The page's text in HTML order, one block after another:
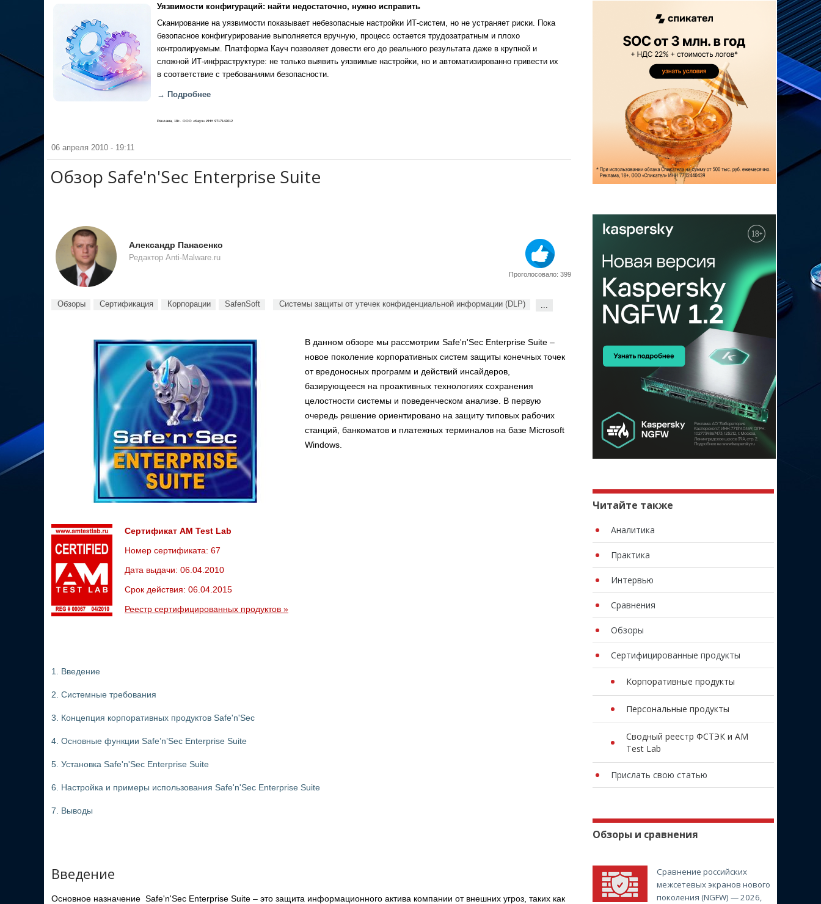
Уязвимости конфигураций: найти недостаточно, нужно исправить
Сканирование на уязвимости показывает небезопасные настройки ИТ-систем, но не устраняет риски. Пока
безопасное конфигурирование выполняется вручную, процесс остается трудозатратным и плохо
контролируемым. Платформа Кауч позволяет довести его до реального результата даже в крупной и
сложной ИТ-инфраструктуре: не только выявить уязвимые настройки, но и автоматизированно привести их
в соответствие с требованиями безопасности.
→ Подробнее
Реклама, 18+. ООО «Кауч» ИНН 9717142012
06 апреля 2010 - 19:11
Обзор Safe'n'Sec Enterprise Suite
Александр Панасенко
Редактор Anti-Malware.ru
Проголосовало: 399
Обзоры Сертификация Корпорации SafenSoft Системы защиты от утечек конфиденциальной информации (DLP) ...
В данном обзоре мы рассмотрим Safe'n'Sec Enterprise Suite –
новое поколение корпоративных систем защиты конечных точек
от вредоносных программ и действий инсайдеров,
базирующееся на проактивных технологиях сохранения
целостности системы и поведенческом анализе. В первую
очередь решение ориентировано на защиту типовых рабочих
станций, банкоматов и платежных терминалов на базе Microsoft
Windows.
Сертификат AM Test Lab
Номер сертификата: 67
Дата выдачи: 06.04.2010
Срок действия: 06.04.2015
Реестр сертифицированных продуктов »
1. Введение
2. Системные требования
3. Концепция корпоративных продуктов Safe'n'Sec
4. Основные функции Safe’n’Sec Enterprise Suite
5. Установка Safe'n'Sec Enterprise Suite
6. Настройка и примеры использования Safe'n'Sec Enterprise Suite
7. Выводы
Введение
Основное назначение Safe'n'Sec Enterprise Suite – это защита информационного актива компании от внешних угроз, таких как
Читайте также
Аналитика
Практика
Интервью
Сравнения
Обзоры
Сертифицированные продукты
Корпоративные продукты
Персональные продукты
Сводный реестр ФСТЭК и AM
Test Lab
Прислать свою статью
Обзоры и сравнения
Сравнение российских
межсетевых экранов нового
поколения (NGFW) — 2026,